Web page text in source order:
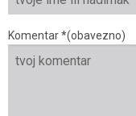
Komentar *(obavezno)